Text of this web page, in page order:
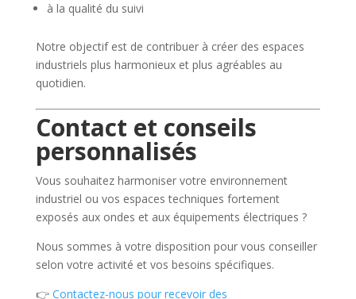
à la qualité du suivi
Notre objectif est de contribuer à créer des espaces
industriels plus harmonieux et plus agréables au
quotidien.
Contact et conseils
personnalisés
Vous souhaitez harmoniser votre environnement
industriel ou vos espaces techniques fortement
exposés aux ondes et aux équipements électriques ?
Nous sommes à votre disposition pour vous conseiller
selon votre activité et vos besoins spécifiques.
👉 Contactez-nous pour recevoir des